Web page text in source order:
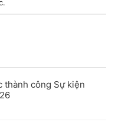
.
thành công Sự kiện